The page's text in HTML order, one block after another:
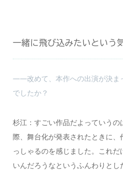
一緒に飛び込みたいという
――改めて、本作への出演が決ま
でしたか？
杉江：すごい作品だよっていう
際、舞台化が発表されたときに
っしゃるのを感じました。これ
いんだろうなというふんわりと